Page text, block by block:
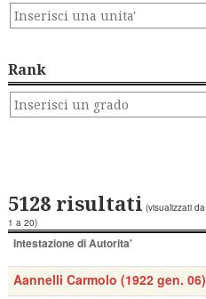
Rank
5128 risultati (visualizzati da
1 a 20)
Intestazione di Autorita'
Aannelli Carmolo (1922 gen. 06)